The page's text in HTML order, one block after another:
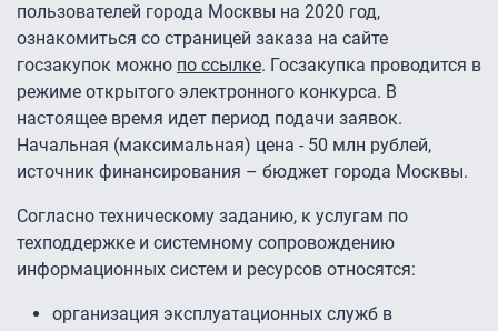
пользователей города Москвы на 2020 год,
ознакомиться со страницей заказа на сайте
госзакупок можно по ссылке. Госзакупка проводится в
режиме открытого электронного конкурса. В
настоящее время идет период подачи заявок.
Начальная (максимальная) цена - 50 млн рублей,
источник финансирования – бюджет города Москвы.
Согласно техническому заданию, к услугам по
техподдержке и системному сопровождению
информационных систем и ресурсов относятся:
организация эксплуатационных служб в